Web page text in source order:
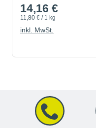
14,16 €
11,80 € / 1 kg
inkl. MwSt.